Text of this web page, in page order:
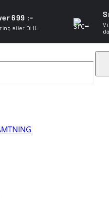
699 :-
eller DHL